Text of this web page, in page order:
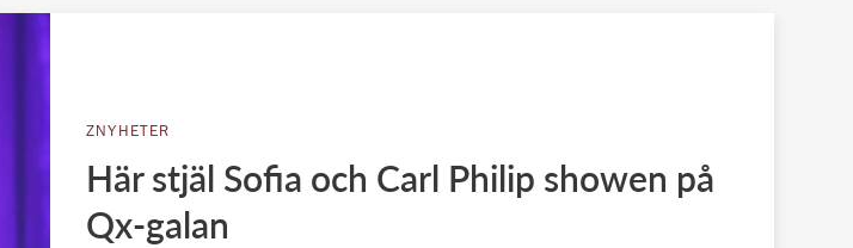
ZNYHETER
Här stjäl Sofia och Carl Philip showen på
Qx-galan